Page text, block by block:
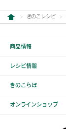
きのこレシピ
商品情報
レシピ情報
きのこらぼ
オンラインショップ